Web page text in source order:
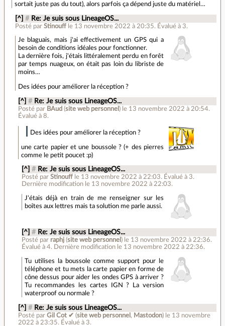
sortait juste pas du tout), alors parfois ça dépend juste du matériel…
[^] # Re: Je suis sous LineageOS...
Posté par Stinouff le 13 novembre 2022 à 20:35. Évalué à 3.
Je blaguais, mais j'ai effectivement un GPS qui a
besoin de conditions idéales pour fonctionner.
La dernière fois, j'étais littéralement perdu en forêt
par temps nuageux, on était pas loin du libriste de
moins…
Des idées pour améliorer la réception ?
[^] # Re: Je suis sous LineageOS...
Posté par BAud (site web personnel ) le 13 novembre 2022 à 20:54.
Évalué à8.
Des idées pour améliorer la réception ?
une carte papier et une boussole ? (+ des pierres
comme le petit poucet :p)
[^] # Re: Je suis sous LineageOS...
Posté par Stinouff le 13 novembre 2022 à 22:03. Évalué à 3.
Dernière modification le 13 novembre 2022 à 22:03.
J'étais déjà en train de me renseigner sur les
boîtes aux lettres mais ta solution me parle aussi.
[^] # Re: Je suis sous LineageOS...
Posté par raphj(site web personnel ) le 13 novembre 2022 à 22:36.
Évalué à 4. Dernière modification le 13 novembre 2022 à 22:36.
Tu utilises la boussole comme support pour le
téléphone et tu mets la carte papier en forme de
cône dessus pour aider les ondes GPS à arriver ?
Tu recommandes les cartes IGN ? La version
waterproof ou normale ?
[^] # Re: Je suis sous LineageOS...
Posté parGil Cot ✔ (site web personnel , Mastodon) le 13 novembre
2022 à 23:35. Évalué à 3.